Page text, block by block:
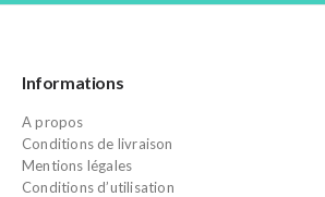
Informations
A propos
Conditions de livraison
Mentions légales
Conditions d’utilisation